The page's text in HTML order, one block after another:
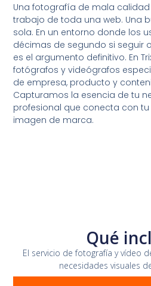
Una fotografía de mala
trabajo de toda una web. Una
sola. En un entorno donde los
décimas de segundo si seguir
es el argumento definitivo. En
fotógrafos y videógrafos
de empresa, producto y
Capturamos la esencia de tu
profesional que conecta con
imagen de marca.
Qué
El servicio de fotografía y vídeo
necesidades visuales